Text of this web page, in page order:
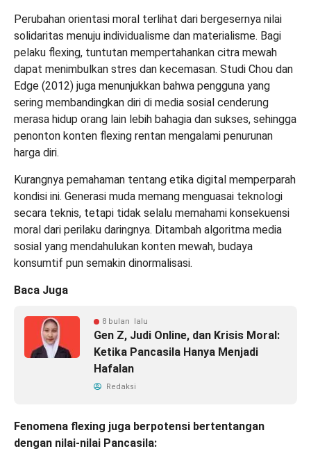
Perubahan orientasi moral terlihat dari bergesernya nilai
solidaritas menuju individualisme dan materialisme. Bagi
pelaku flexing, tuntutan mempertahankan citra mewah
dapat menimbulkan stres dan kecemasan. Studi Chou dan
Edge (2012) juga menunjukkan bahwa pengguna yang
sering membandingkan diri di media sosial cenderung
merasa hidup orang lain lebih bahagia dan sukses, sehingga
penonton konten flexing rentan mengalami penurunan
harga diri.
Kurangnya pemahaman tentang etika digital memperparah
kondisi ini. Generasi muda memang menguasai teknologi
secara teknis, tetapi tidak selalu memahami konsekuensi
moral dari perilaku daringnya. Ditambah algoritma media
sosial yang mendahulukan konten mewah, budaya
konsumtif pun semakin dinormalisasi.
Baca Juga
8 bulan lalu
Gen Z, Judi Online, dan Krisis Moral:
Ketika Pancasila Hanya Menjadi
Hafalan
Redaksi
Fenomena flexing juga berpotensi bertentangan
dengan nilai-nilai Pancasila: